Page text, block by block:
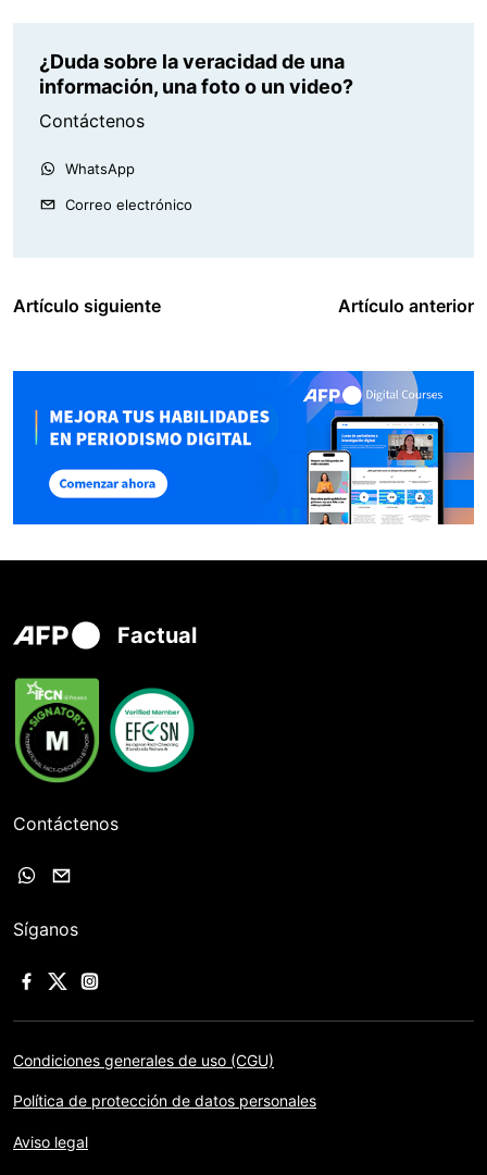
¿Duda sobre la veracidad de una
información, una foto o un video?
Contáctenos
WhatsApp
Correo electrónico
Artículo siguiente Artículo anterior
Factual
Contáctenos
Síganos
Condiciones generales de uso (CGU)
Política de protección de datos personales
Aviso legal